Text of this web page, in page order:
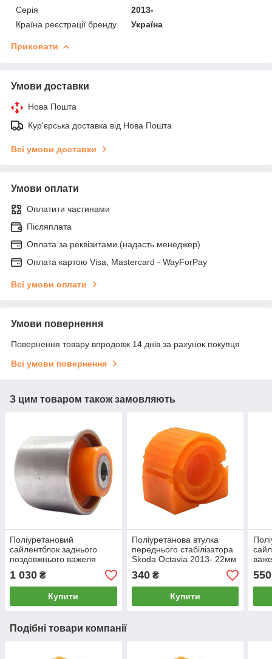
Серія
2013-
Країна реєстрації бренду
Україна
Приховати
Умови доставки
Нова Пошта
Кур'єрська доставка від Нова Пошта
Всі умови доставки
Умови оплати
Оплатити частинами
Післяплата
Оплата за реквізитами (надасть менеджер)
Оплата картою Visa, Mastercard - WayForPay
Всі умови оплати
Умови повернення
Повернення товару впродовж 14 днів за рахунок покупця
Всі умови повернення
З цим товаром також замовляють
Поліуретановий
сайлентблок заднього
поздовжнього важеля
Skoda Octavia 2013-, PP-
0122
1 030 ₴
Купити
Поліуретанова втулка
переднього стабілізатора
Skoda Octavia 2013- 22мм
ПІД вироблення, PP-
0143P
340₴
Купити
550
Подібні товари компанії